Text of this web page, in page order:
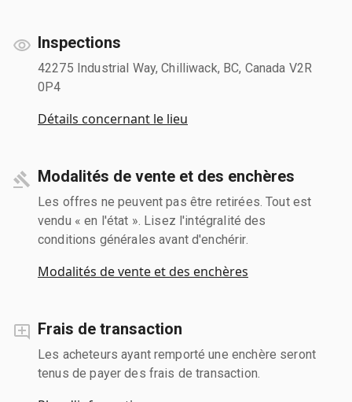
Inspections
42275 Industrial Way, Chilliwack, BC, Canada V2R
0P4
Détails concernant le lieu
Modalités de vente et des enchères
Les offres ne peuvent pas être retirées. Tout est
vendu « en l'état ». Lisez l'intégralité des
conditions générales avant d'enchérir.
Modalités de vente et des enchères
Frais de transaction
Les acheteurs ayant remporté une enchère seront
tenus de payer des frais de transaction.